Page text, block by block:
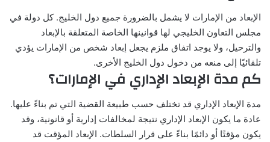
الإبعاد من الإمارات لا يشمل بالضرورة جميع دول الخليج. كل دولة في
مجلس التعاون الخليجي لها قوانينها الخاصة المتعلقة بالإبعاد
والترحيل، ولا يوجد اتفاق ملزم يجعل إبعاد شخص من الإمارات يؤدي
تلقائيًا إلى منعه من دخول دول الخليج الأخرى.
كم مدة الإبعاد الإداري في الإمارات؟
مدة الإبعاد الإداري قد تختلف حسب طبيعة القضية التي تم بناءً عليها.
عادة ما يكون الإبعاد الإداري نتيجة لمخالفات إدارية أو قانونية، وقد
يكون مؤقتًا أو دائمًا بناءً على قرار السلطات. الإبعاد المؤقت قد